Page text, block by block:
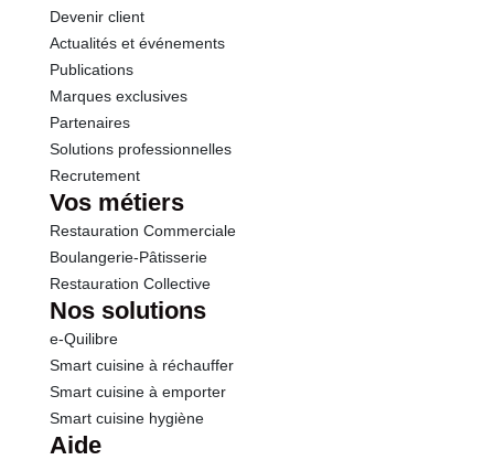
Devenir client
Actualités et événements
Publications
Marques exclusives
Partenaires
Solutions professionnelles
Recrutement
Vos métiers
Restauration Commerciale
Boulangerie-Pâtisserie
Restauration Collective
Nos solutions
e-Quilibre
Smart cuisine à réchauffer
Smart cuisine à emporter
Smart cuisine hygiène
Aide